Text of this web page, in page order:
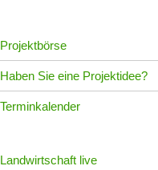
Projektbörse
Haben Sie eine Projektidee?
Terminkalender
Landwirtschaft live